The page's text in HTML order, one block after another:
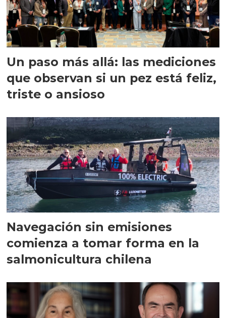
Un paso más allá: las mediciones
que observan si un pez está feliz,
triste o ansioso
Navegación sin emisiones
comienza a tomar forma en la
salmonicultura chilena